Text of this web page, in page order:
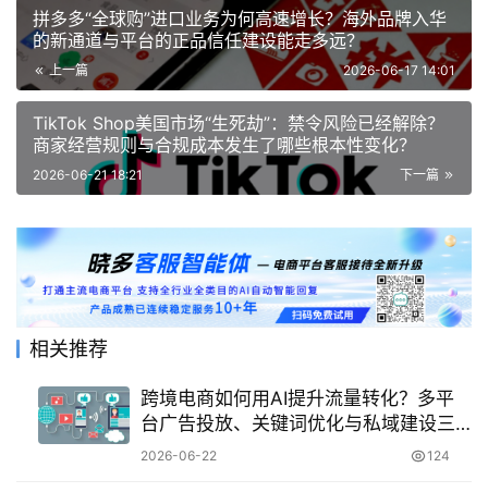
拼多多“全球购”进口业务为何高速增长？海外品牌入华
的新通道与平台的正品信任建设能走多远？
上一篇 2026-06-17 14:01
TikTok Shop美国市场“生死劫”：禁令风险已经解除？
商家经营规则与合规成本发生了哪些根本性变化？
下一篇
2026-06-21 18:21
相关推荐
跨境电商如何用AI提升流量转化？多平
台广告投放、关键词优化与私域建设三
管齐下！
2026-06-22 124